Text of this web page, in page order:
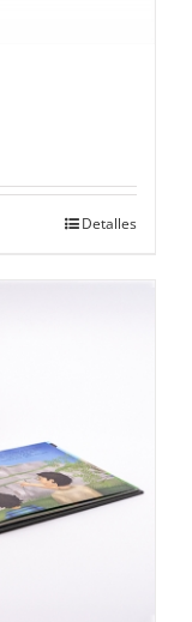
Detalles